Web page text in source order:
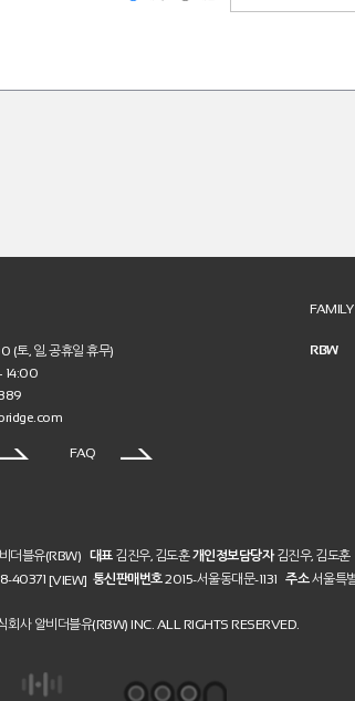
(토, 일, 공휴일 휴무)
14:00
FAQ
FAMILY
RBW
더블유(RBW) 대표김진우, 김도훈개인정보담당자김진우, 김도훈
40371 [VIEW] 통신판매번호2015-서울동대문-1131 주소서울특
회사 알비더블유(RBW) INC. ALL RIGHTS RESERVED.